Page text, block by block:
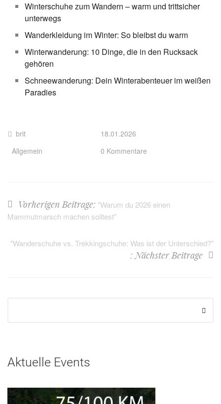
Winterschuhe zum Wandern – warm und trittsicher
unterwegs
Wanderkleidung im Winter: So bleibst du warm
Winterwanderung: 10 Dinge, die in den Rucksack
gehören
Schneewanderung: Dein Winterabenteuer im weißen
Paradies
brit
Allgemein
18.01.2026
0 Kommentare
Vorherigen Beitrage: "Warum du 2026 einen
Mammutmarsch machen solltest"
"Wanderschuhe vs. Trekkingschuhe: Was ist der Unterschied?"
: Nächster Beitrage
Aktuelle Events